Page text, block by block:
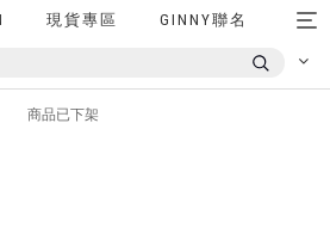
現貨專區 GINNY聯名
商品已下架